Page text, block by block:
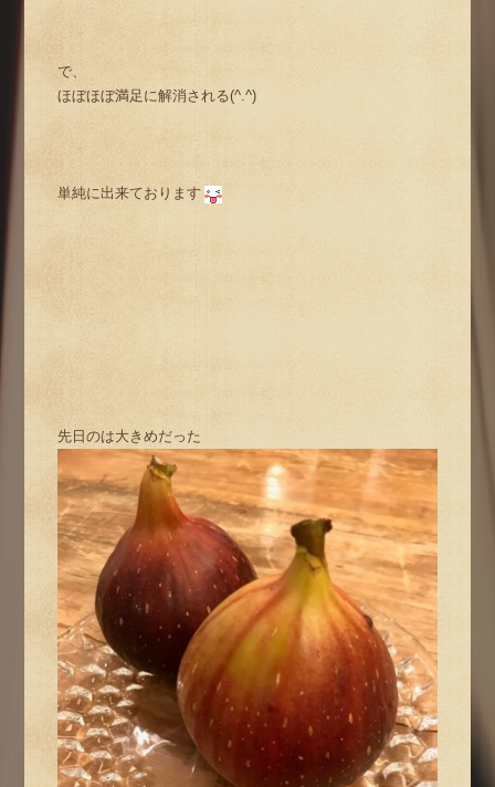
で、
ほぼほぼ満足に解消される(^.^)
単純に出来ております
先日のは大きめだった